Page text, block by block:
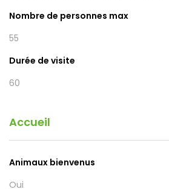
Nombre de personnes max
55
Durée de visite
60
Accueil
Animaux bienvenus
Oui